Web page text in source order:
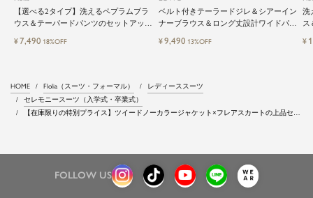
【選べる2タイプ】洗えるペプラムブラ
ウス＆テーパードパンツのセットアップ
¥7,490 18%OFF
ベルト付きテーラードジレ＆シアーイン
ナーブラウス＆ロング丈設計ワイドパン
¥9,490 13%OFF
洗
ス
¥
HOME Flolia（スーツ・フォーマル）
レディーススーツ
セレモニースーツ（入学式・卒業式）
【在庫限りの特別プライス】ツイードノーカラージャケット×フレアスカートの上品セッ
FOLLOW US